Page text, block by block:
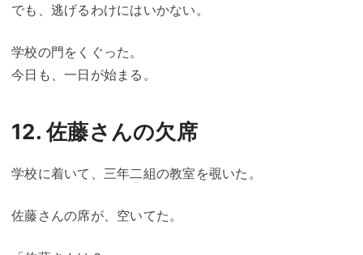
でも、逃げるわけにはいかない。
学校の門をくぐった。
今日も、一日が始まる。
12. 佐藤さんの欠席
学校に着いて、三年二組の教室を覗いた。
佐藤さんの席が、空いてた。